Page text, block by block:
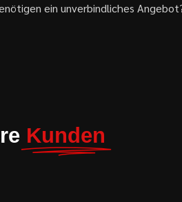
ein unverbindliches
Kunden